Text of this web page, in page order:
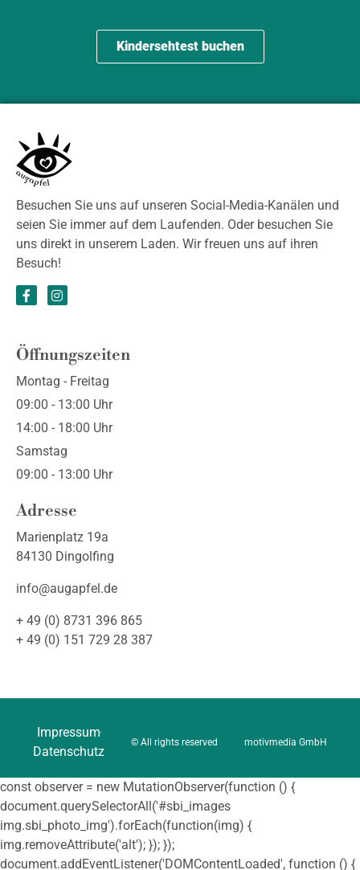
Kin­der­seh­test buchen
Besuchen Sie uns auf unseren Social-Media-Kanälen und
seien Sie immer auf dem Laufenden. Oder besuchen Sie
uns direkt in unserem Laden. Wir freuen uns auf ihren
Besuch!
Öffnungszeiten
Montag - Freitag
09:00 - 13:00 Uhr
14:00 - 18:00 Uhr
Samstag
09:00 - 13:00 Uhr
Adresse
Marienplatz 19a
84130 Dingolfing
info@augapfel.de
+ 49 (0) 8731 396 865
+ 49 (0) 151 729 28 387
© All rights reserved
Impressum
Datenschutz
motivmedia GmbH
const observer = new MutationObserver(function () {
document.querySelectorAll('#sbi_images
img.sbi_photo_img').forEach(function(img) {
img.removeAttribute('alt'); }); });
document.addEventListener('DOMContentLoaded', function () {